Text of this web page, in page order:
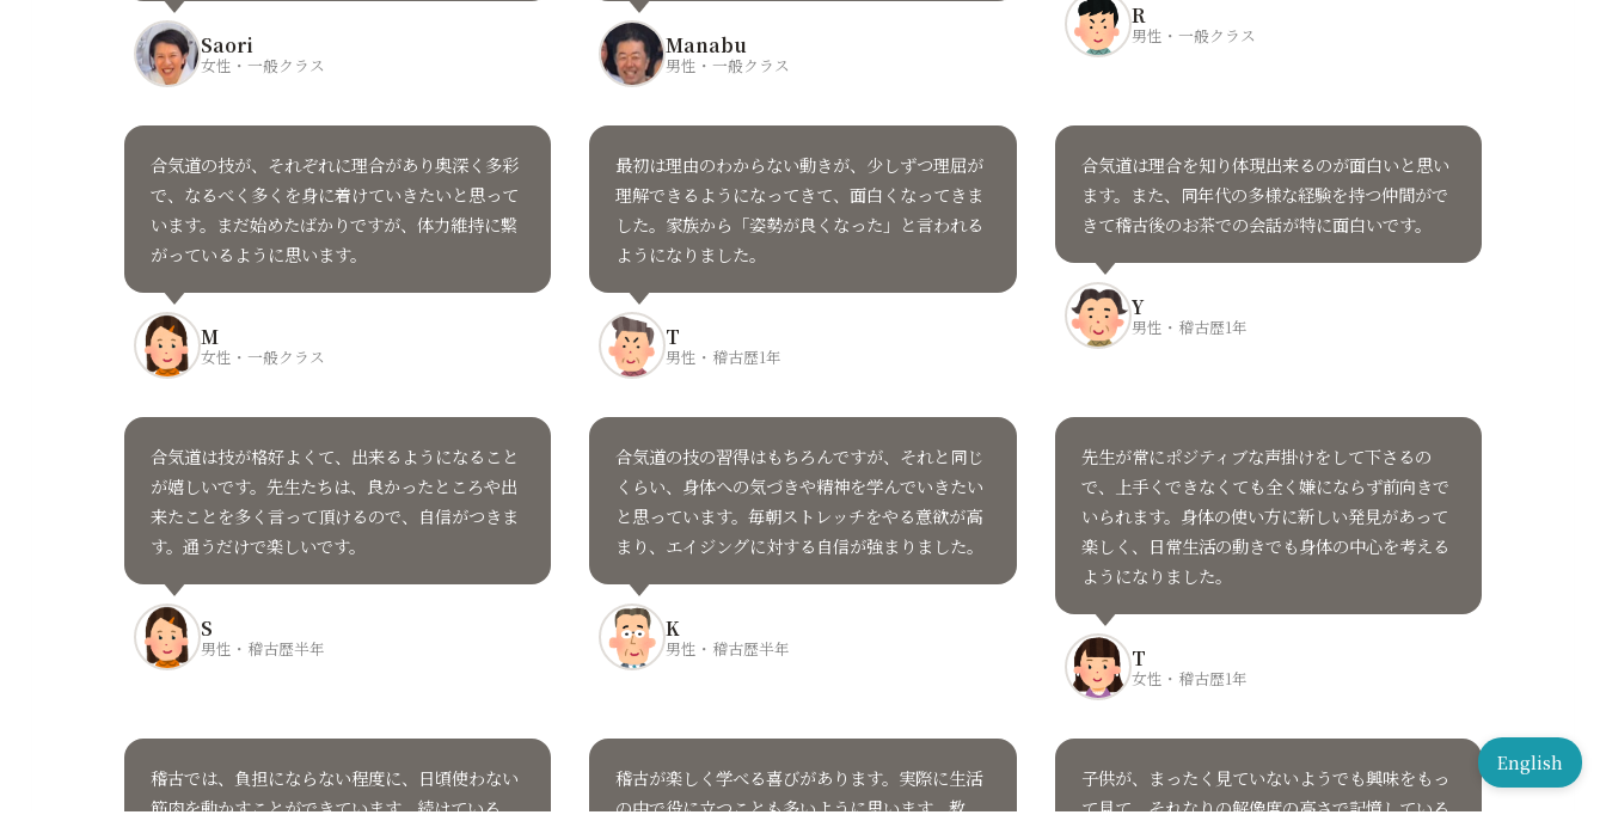
Saori
女性・一般クラス
Manabu
男性・一般クラス
R
男性・一般クラス
合気道の技が、それぞれに理合があり奥深く多彩
で、なるべく多くを身に着けていきたいと思って
います。まだ始めたばかりですが、体力維持に繋
がっているように思います。
M
女性・一般クラス
最初は理由のわからない動きが、少しずつ理屈が
理解できるようになってきて、面白くなってきま
した。家族から「姿勢が良くなった」と言われる
ようになりました。
T
男性・稽古歴1年
合気道は理合を知り体現出来るのが面白いと思い
ます。また、同年代の多様な経験を持つ仲間がで
きて稽古後のお茶での会話が特に面白いです。
Y
男性・稽古歴1年
合気道は技が格好よくて、出来るようになること
が嬉しいです。先生たちは、良かったところや出
来たことを多く言って頂けるので、自信がつきま
す。通うだけで楽しいです。
S
男性・稽古歴半年
合気道の技の習得はもちろんですが、それと同じ
くらい、身体への気づきや精神を学んでいきたい
と思っています。毎朝ストレッチをやる意欲が高
まり、エイジングに対する自信が強まりました。
K
男性・稽古歴半年
先生が常にポジティブな声掛けをして下さるの
で、上手くできなくても全く嫌にならず前向きで
いられます。身体の使い方に新しい発見があって
楽しく、日常生活の動きでも身体の中心を考える
ようになりました。
T
女性・稽古歴1年
稽古では、負担にならない程度に、日頃使わない
筋肉を動かすことができています。続けている
稽古が楽しく学べる喜びがあります。実際に生活
の中で役に立つことも多いように思います。教
子供が、まったく見ていないようでも興味をもっ
て見て、それなりの解像度の高さで記憶している
English